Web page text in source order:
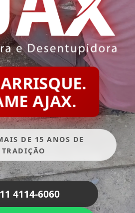
AJAX.
DE 15 ANOS DE
TRADIÇÃO
4114-6060